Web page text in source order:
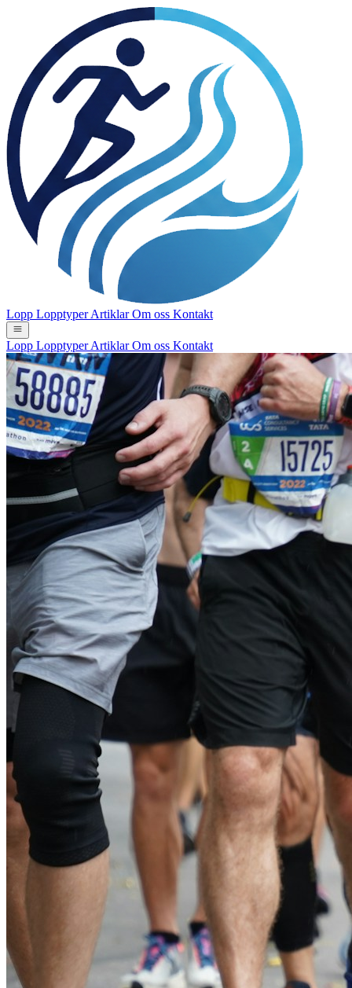
Lopp LopptyperArtiklarOm oss Kontakt
Lopp LopptyperArtiklarOm oss Kontakt